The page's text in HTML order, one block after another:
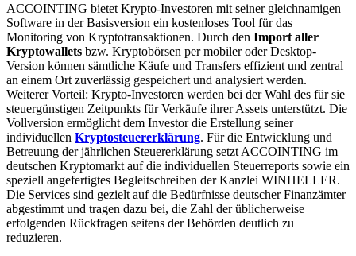
ACCOINTING bietet Krypto-Investoren mit seiner gleichnamigen
Software in der Basisversion ein kostenloses Tool für das
Monitoring von Kryptotransaktionen. Durch den Import aller
Kryptowallets bzw. Kryptobörsen per mobiler oder Desktop-
Version können sämtliche Käufe und Transfers effizient und zentral
an einem Ort zuverlässig gespeichert und analysiert werden.
Weiterer Vorteil: Krypto-Investoren werden bei der Wahl des für sie
steuergünstigen Zeitpunkts für Verkäufe ihrer Assets unterstützt. Die
Vollversion ermöglicht dem Investor die Erstellung seiner
individuellen Kryptosteuererklärung. Für die Entwicklung und
Betreuung der jährlichen Steuererklärung setzt ACCOINTING im
deutschen Kryptomarkt auf die individuellen Steuerreports sowie ein
speziell angefertigtes Begleitschreiben der Kanzlei WINHELLER.
Die Services sind gezielt auf die Bedürfnisse deutscher Finanzämter
abgestimmt und tragen dazu bei, die Zahl der üblicherweise
erfolgenden Rückfragen seitens der Behörden deutlich zu
reduzieren.